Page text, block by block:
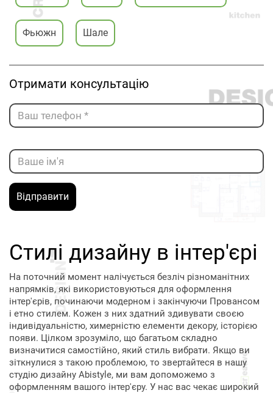
Фьюжн Шале
Отримати консультацію
Відправити
Стилі дизайну в інтер'єрі
На поточний момент налічується безліч різноманітних
напрямків, які використовуються для оформлення
інтер'єрів, починаючи модерном і закінчуючи Провансом
і етно стилем. Кожен з них здатний здивувати своєю
індивідуальністю, химерністю елементи декору, історією
появи. Цілком зрозуміло, що багатьом складно
визначитися самостійно, який стиль вибрати. Якщо ви
зіткнулися з такою проблемою, то звертайтеся в нашу
студію дизайну Abistyle, ми вам допоможемо з
оформленням вашого інтер'єру. У нас вас чекає широкий